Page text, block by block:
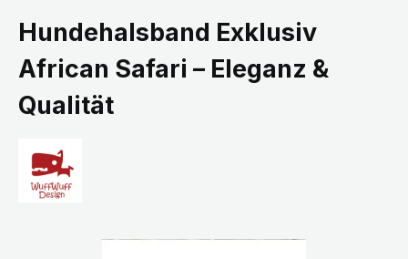
Hundehalsband Exklusiv
African Safari – Eleganz &
Qualität